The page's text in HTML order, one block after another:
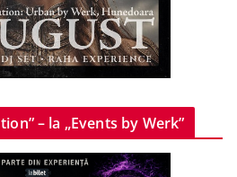
– la „Events by Werk”